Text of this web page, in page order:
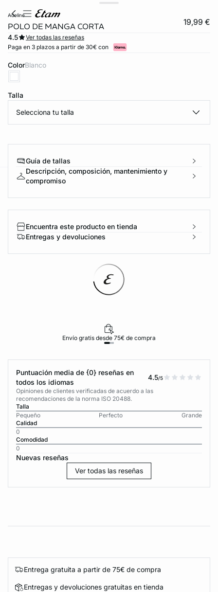
adeline
POLO DE MANGA CORTA 19,99 €
4.5
Ver todas las reseñas
Paga en 3 plazos a partir de 30€ con
Color blanco
Talla
Selecciona tu talla
Guía de tallas
Descripción, composición, mantenimiento y
compromiso
Encuentra este producto en tienda
Entregas y devoluciones
Envío gratis desde 75€ de compra
Puntuación media de {0} reseñas en
todos los idiomas
4.5/5
Opiniones de clientes verificadas de acuerdo a las
recomendaciones de la norma ISO 20488.
Talla
Pequeño
Perfecto
Grande
Calidad
0
Comodidad
0
Nuevas reseñas
Ver todas las reseñas
Entrega gratuita a partir de 75€ de compra
Entregas y devoluciones gratuitas en tienda